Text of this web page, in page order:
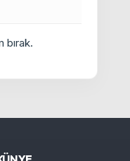
bırak.